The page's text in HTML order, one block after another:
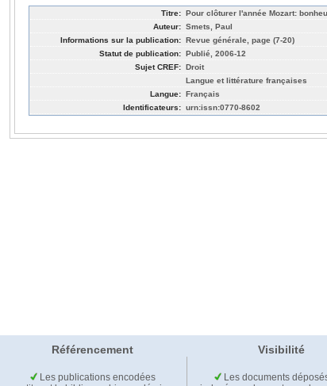
Titre: Pour clôturer l'année Mozart:
Auteur: Smets, Paul
Informations sur la publication: Revue générale, page (7-20)
Statut de publication: Publié, 2006-12
Sujet CREF: Droit
Langue et littérature françaises
Langue: Français
Identificateurs: urn:issn:0770-8602
Référencement Visibilité
Les publications encodées
Les documents